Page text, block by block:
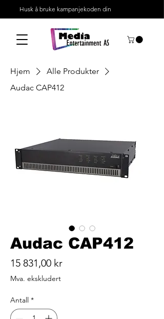
Husk å bruke kampanjekoden din
Hjem
Alle Produkter
Audac CAP412
Audac CAP412
15 831,00 krPris
Mva. ekskludert
Antall *